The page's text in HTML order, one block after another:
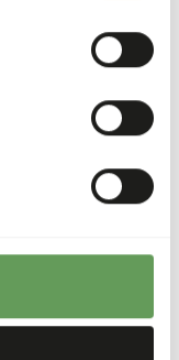
browse
zak